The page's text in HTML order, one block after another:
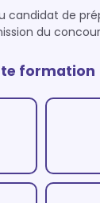
candidat de
du
formation